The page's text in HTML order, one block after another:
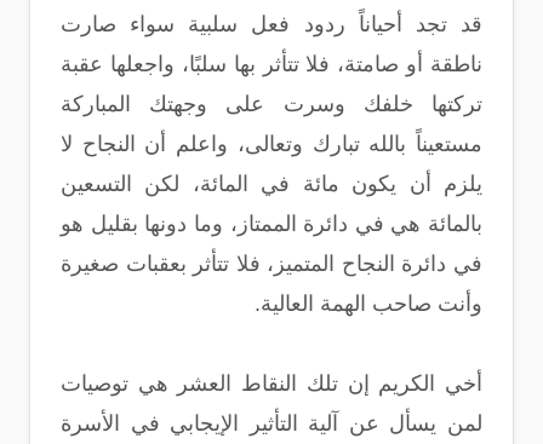
قد تجد أحياناً ردود فعل سلبية سواء صارت
ناطقة أو صامتة، فلا تتأثر بها سلبًا، واجعلها عقبة
تركتها خلفك وسرت على وجهتك المباركة
مستعيناً بالله تبارك وتعالى، واعلم أن النجاح لا
يلزم أن يكون مائة في المائة، لكن التسعين
بالمائة هي في دائرة الممتاز، وما دونها بقليل هو
في دائرة النجاح المتميز، فلا تتأثر بعقبات صغيرة
وأنت صاحب الهمة العالية.
أخي الكريم إن تلك النقاط العشر هي توصيات
لمن يسأل عن آلية التأثير الإيجابي في الأسرة